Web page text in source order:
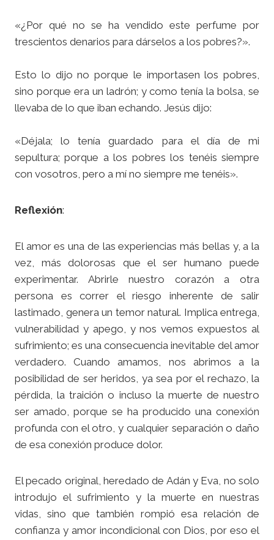
«¿Por qué no se ha vendido este perfume por
trescientos denarios para dárselos a los pobres?».
Esto lo dijo no porque le importasen los pobres,
sino porque era un ladrón; y como tenía la bolsa, se
llevaba de lo que iban echando. Jesús dijo:
«Déjala; lo tenía guardado para el día de mi
sepultura; porque a los pobres los tenéis siempre
con vosotros, pero a mí no siempre me tenéis».
Reflexión:
El amor es una de las experiencias más bellas y, a la
vez, más dolorosas que el ser humano puede
experimentar. Abrirle nuestro corazón a otra
persona es correr el riesgo inherente de salir
lastimado, genera un temor natural. Implica entrega,
vulnerabilidad y apego, y nos vemos expuestos al
sufrimiento; es una consecuencia inevitable del amor
verdadero. Cuando amamos, nos abrimos a la
posibilidad de ser heridos, ya sea por el rechazo, la
pérdida, la traición o incluso la muerte de nuestro
ser amado, porque se ha producido una conexión
profunda con el otro, y cualquier separación o daño
de esa conexión produce dolor.
El pecado original, heredado de Adán y Eva, no solo
introdujo el sufrimiento y la muerte en nuestras
vidas, sino que también rompió esa relación de
confianza y amor incondicional con Dios, por eso el